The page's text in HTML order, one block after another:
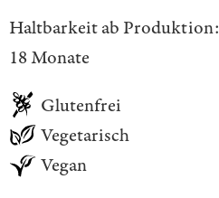
Haltbarkeit ab Produktion:
18 Monate
Glutenfrei
Vegetarisch
Vegan